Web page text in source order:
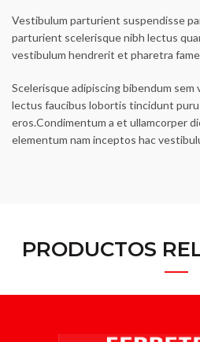
Vestibulum parturient suspendisse
parturient scelerisque nibh lectus
vestibulum hendrerit et pharetra
Scelerisque adipiscing bibendum sem
lectus faucibus lobortis tincidunt
eros.Condimentum a et ullamcorper
elementum nam inceptos hac
PRODUCTOS